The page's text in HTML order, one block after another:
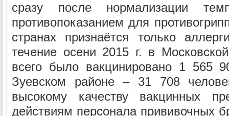
сразу после нормализации
противопоказанием для
странах признаётся только
течение осени 2015 г. в
всего было вакцинировано 1 565
Зуевском районе – 31 708
высокому качеству вакцинных
действиям персонала прививочных